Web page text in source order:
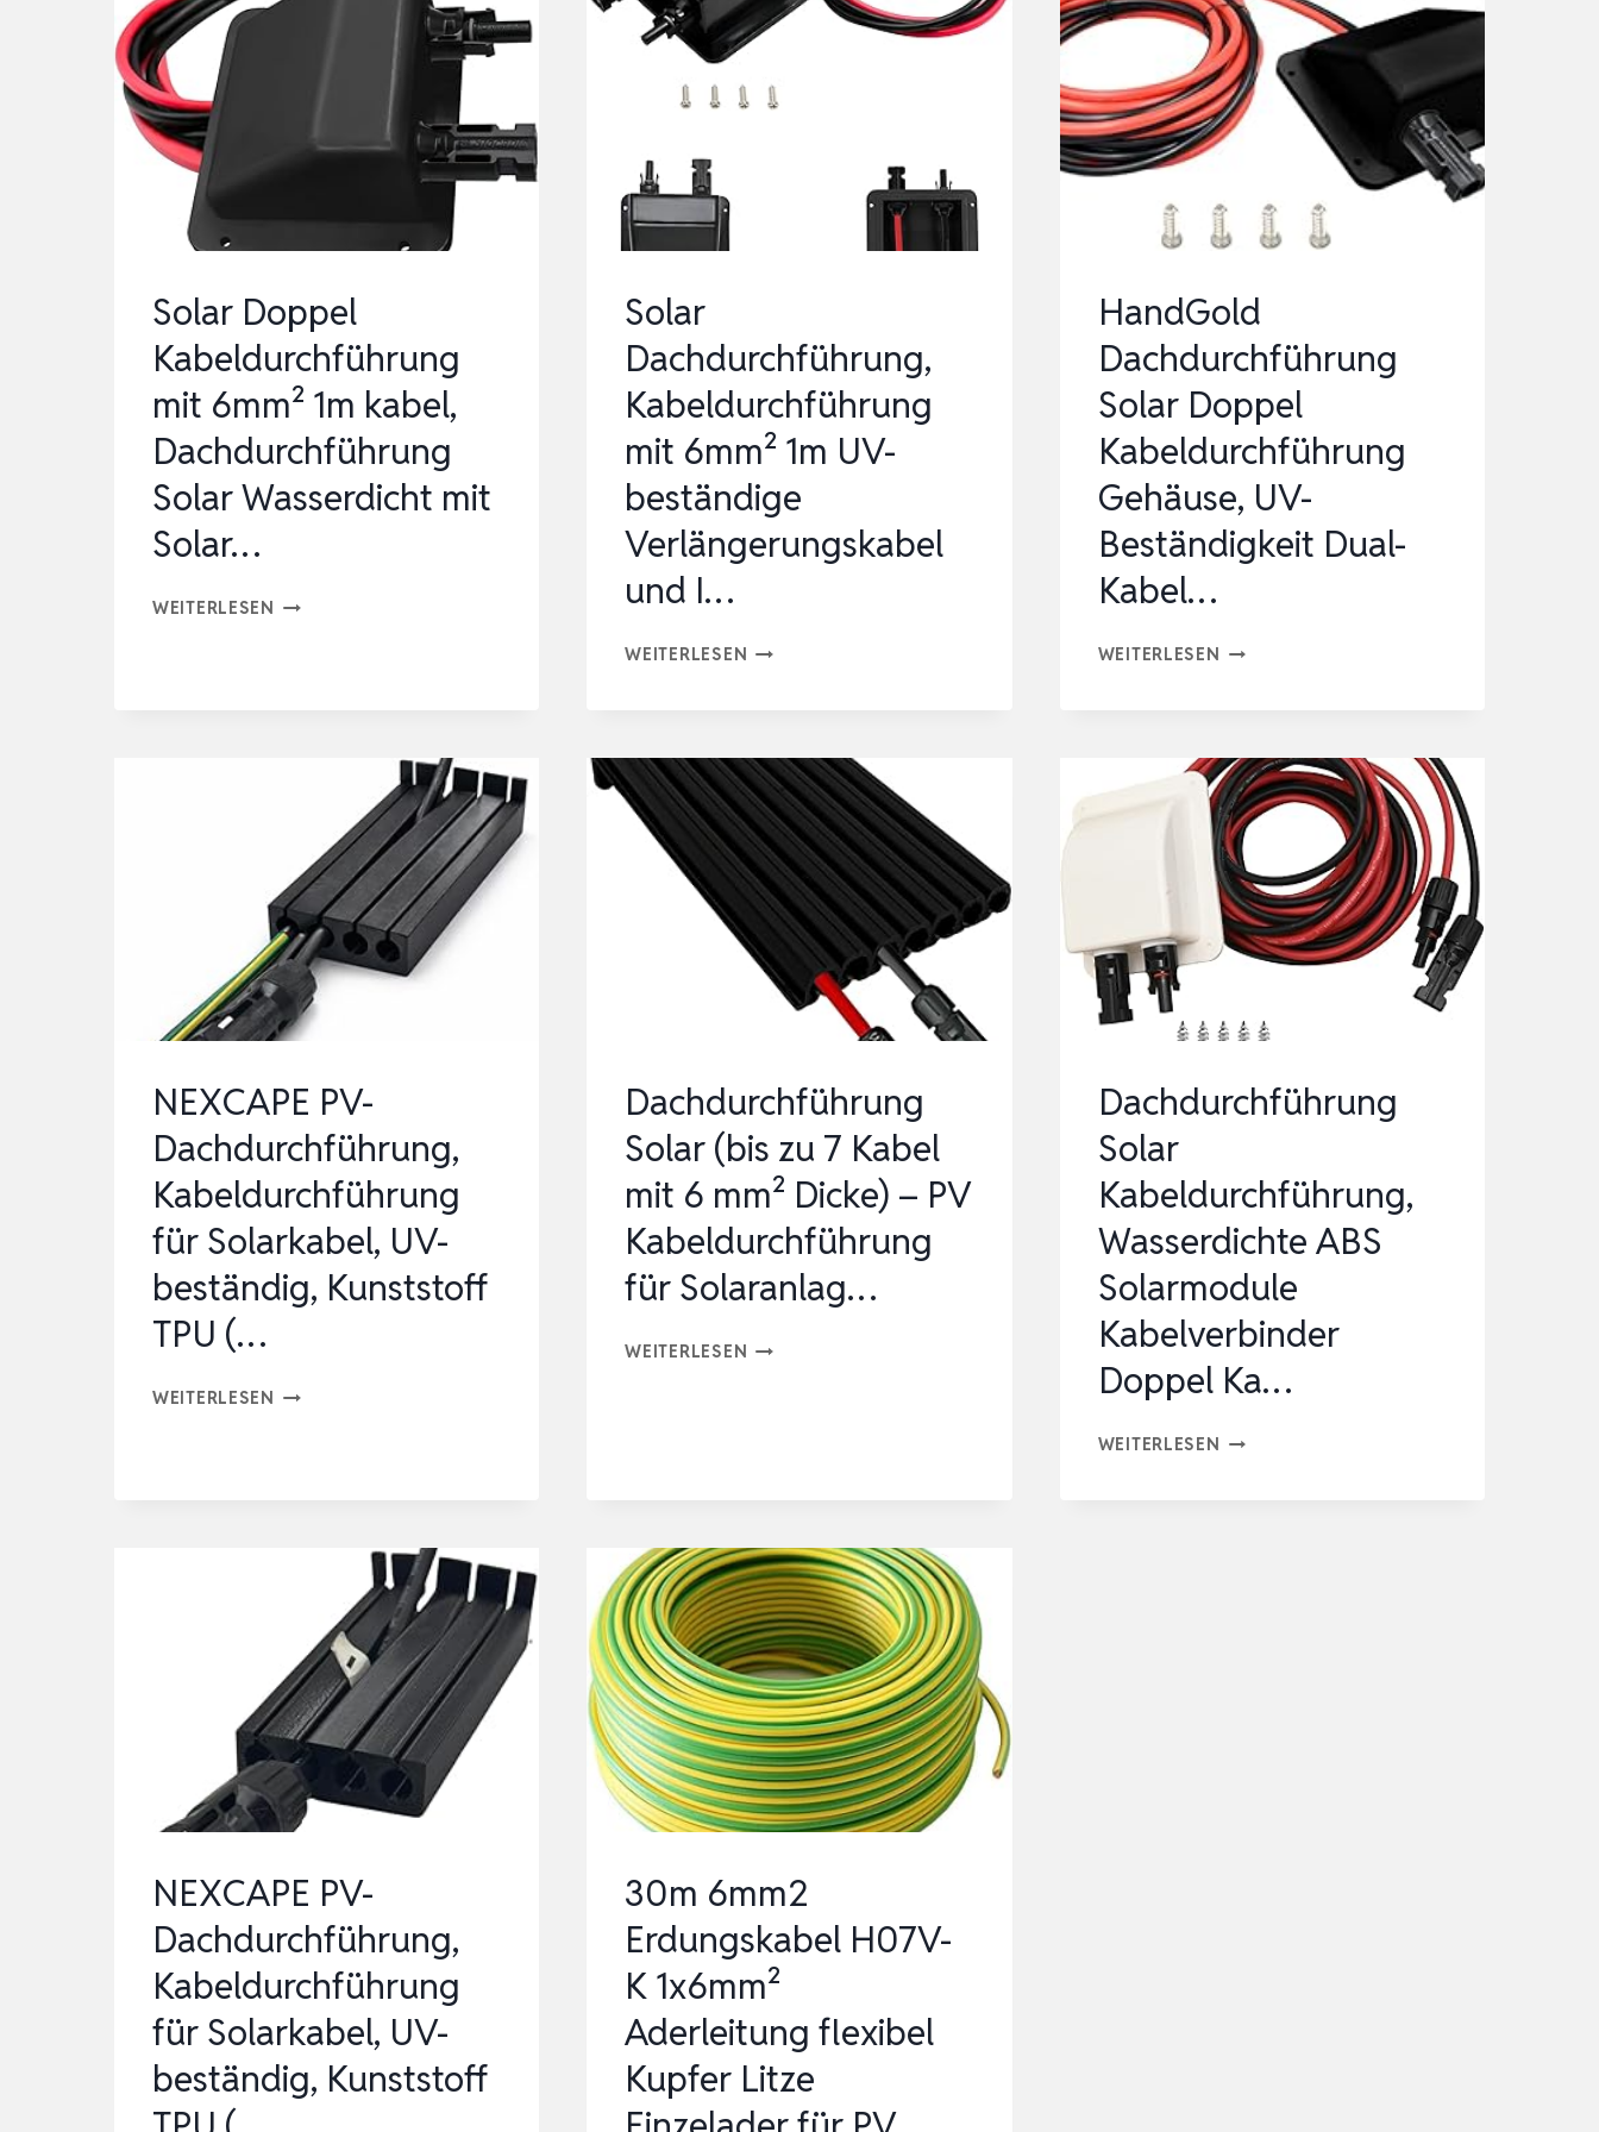
Solar Doppel
Kabeldurchführung
mit 6mm² 1m kabel,
Dachdurchführung
Solar Wasserdicht mit
Solar…
WEITERLESEN SOLAR
DACHDURCHFÜHRUNG
SOLAR
WASSERDICHT
MIT
SOLAR…
Solar
Dachdurchführung,
Kabeldurchführung
mit 6mm² 1m UV-
beständige
Verlängerungskabel
und I…
WEITERLESEN SOLAR
MIT
6MM²
1M
UV-
BESTÄNDIGE
VERLÄNGERUNGSKABEL
UND
HandGold
Dachdurchführung
Solar Doppel
Kabeldurchführung
Gehäuse, UV-
Beständigkeit Dual-
Kabel…
WEITERLESEN HANDGOLD
DOPPEL
KABELDURCHFÜHRUNG
GEHÄUSE,
UV-
BESTÄNDIGKEIT
DUAL-
KABEL…
NEXCAPE PV-
Dachdurchführung,
Kabeldurchführung
für Solarkabel, UV-
beständig, Kunststoff
TPU (…
WEITERLESEN NEXCAPE
SOLARKABEL,
BESTÄNDIG,
KUNSTSTOFF
TPU
(…
Dachdurchführung
Solar (bis zu 7 Kabel
mit 6 mm² Dicke) – PV
Kabeldurchführung
für Solaranlag…
WEITERLESEN DACHDURCHFÜHRUNG
MIT
6
MM²
DICKE)
–
PV
KABELDURCHFÜHRUNG
FÜR
Dachdurchführung
Solar
Kabeldurchführung,
Wasserdichte ABS
Solarmodule
Kabelverbinder
Doppel Ka…
WEITERLESEN DACHDURCHFÜHRUNG
NEXCAPE PV-
Dachdurchführung,
Kabeldurchführung
für Solarkabel, UV-
beständig, Kunststoff
30m 6mm2
Erdungskabel H07V-
K 1x6mm²
Aderleitung flexibel
Kupfer Litze